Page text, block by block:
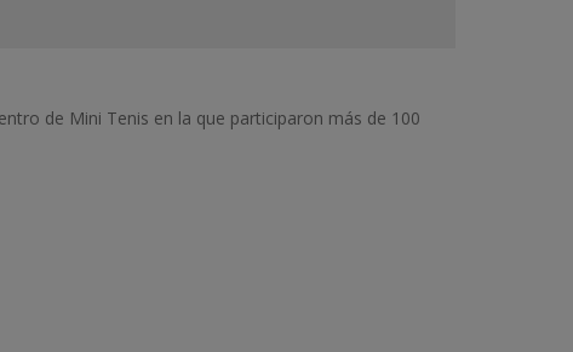
de Mini Tenis en la que participaron más de 100